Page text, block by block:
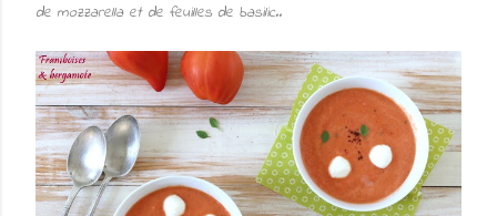
de mozzarella et de feuilles de basilic..